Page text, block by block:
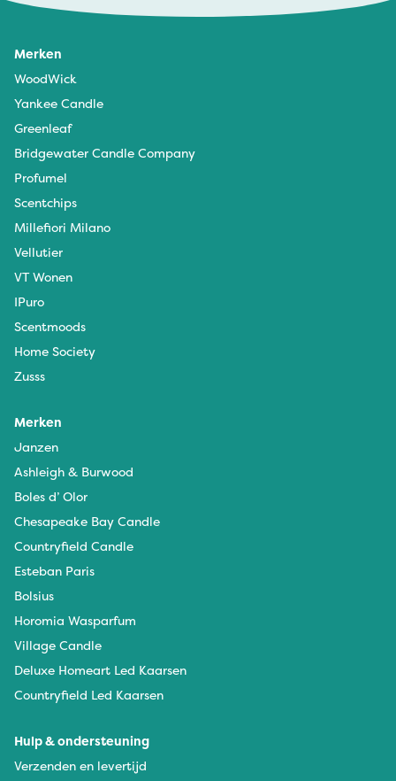
Merken
WoodWick
Yankee Candle
Greenleaf
Bridgewater Candle Company
Profumel
Scentchips
Millefiori Milano
Vellutier
VT Wonen
IPuro
Scentmoods
Home Society
Zusss
Merken
Janzen
Ashleigh & Burwood
Boles d’ Olor
Chesapeake Bay Candle
Countryfield Candle
Esteban Paris
Bolsius
Horomia Wasparfum
Village Candle
Deluxe Homeart Led Kaarsen
Countryfield Led Kaarsen
Hulp & ondersteuning
Verzenden en levertijd